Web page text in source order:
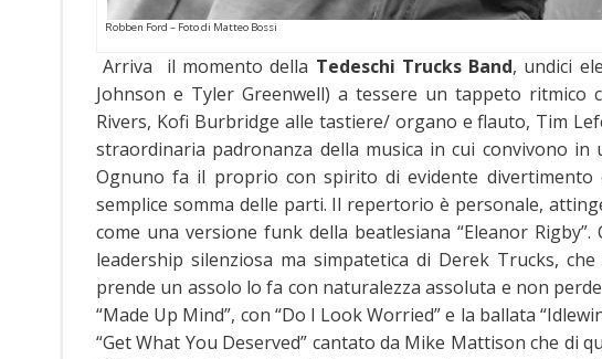
Robben Ford – Foto di Matteo Bossi
Arriva il momento della Tedeschi Trucks Band, undici
Johnson e Tyler Greenwell) a tessere un tappeto
Rivers, Kofi Burbridge alle tastiere/ organo e flauto, Tim
straordinaria padronanza della musica in cui convivono
Ognuno fa il proprio con spirito di evidente
semplice somma delle parti. Il repertorio è personale,
come una versione funk della beatlesiana “Eleanor
leadership silenziosa ma simpatetica di Derek Trucks,
prende un assolo lo fa con naturalezza assoluta e non
“Made Up Mind”, con “Do I Look Worried” e la ballata
“Get What You Deserved” cantato da Mike Mattison che